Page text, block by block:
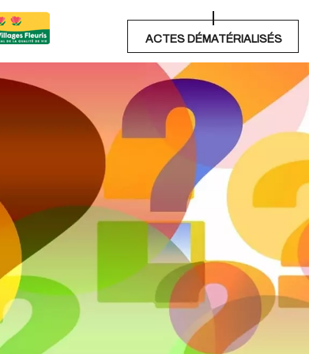
ACTES DÉMATÉRIALISÉS